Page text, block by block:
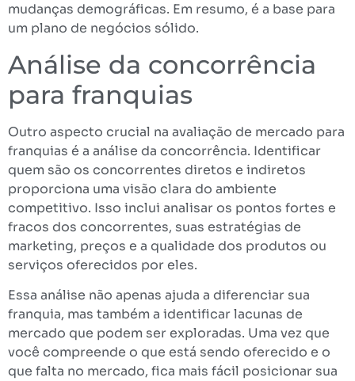
mudanças demográficas. Em resumo, é a base para
um plano de negócios sólido.
Análise da concorrência
para franquias
Outro aspecto crucial na avaliação de mercado para
franquias é a análise da concorrência. Identificar
quem são os concorrentes diretos e indiretos
proporciona uma visão clara do ambiente
competitivo. Isso inclui analisar os pontos fortes e
fracos dos concorrentes, suas estratégias de
marketing, preços e a qualidade dos produtos ou
serviços oferecidos por eles.
Essa análise não apenas ajuda a diferenciar sua
franquia, mas também a identificar lacunas de
mercado que podem ser exploradas. Uma vez que
você compreende o que está sendo oferecido e o
que falta no mercado, fica mais fácil posicionar sua